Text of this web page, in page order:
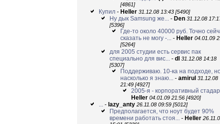
[4861]
Купил - Heller 31.12.08 13:43 [5490]
Ну дык Samsung же... - Den 31.12.08
[5396]
Где-то около 40000 руб. Точно
сказать не могу -... - Heller 04.01.09
[5264]
для 2005 студии есть сервис пак
специально для вис... - dl
31.12.08 14:18
[5307]
Поддерживаю. 10-ка на подходе,
насколько я знаю... - amirul 31.12.08
21:49 [4927]
2005-я - корпоративный
Heller 04.01.09 21:56 [4920]
... - lazy_anty 26.11.08 09:59 [5012]
Предполагается, что ноут будет 90%
времени работать стоя... - Heller